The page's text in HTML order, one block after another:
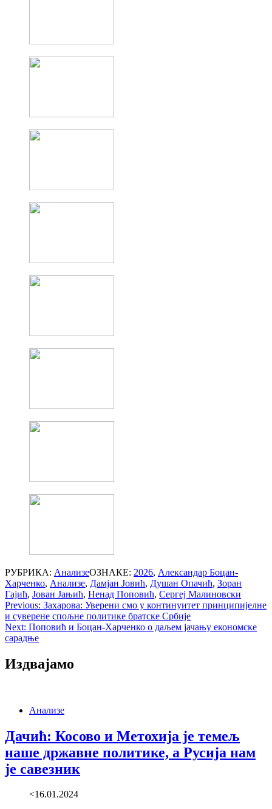
РУБРИКА: АнализеОЗНАКЕ: 2026, Александар Боцан-
Харченко, Анализе, Дамјан Јовић, Душан Опачић, Зоран
Гајић, Јован Јањић, Ненад Поповић, Сергеј Малиновски
Post
navigation
Previous: Захарова: Уверени смо у континуитет принципијелне
и суверене спољне политике братске Србије
Next: Поповић и Боцан-Харченко о даљем јачању економске
сарадње
Издвајамо
Анализе
Дачић: Косово и Метохија је темељ
наше државне политике, а Русија нам
је савезник
<16.01.2024